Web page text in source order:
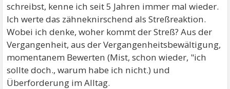
schreibst, kenne ich seit 5 Jahren immer mal wieder.
Ich werte das zähneknirschend als Streßreaktion.
Wobei ich denke, woher kommt der Streß? Aus der
Vergangenheit, aus der Vergangenheitsbewältigung,
momentanem Bewerten (Mist, schon wieder, "ich
sollte doch., warum habe ich nicht.) und
Überforderung im Alltag.